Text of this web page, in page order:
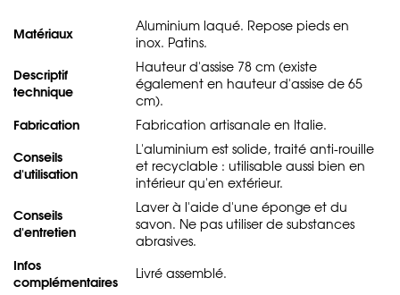
Matériaux
Aluminium laqué. Repose pieds en
inox. Patins.
Descriptif
technique
Hauteur d'assise 78 cm (existe
également en hauteur d'assise de 65
cm).
Fabrication Fabrication artisanale en Italie.
Conseils
d'utilisation
L'aluminium est solide, traité anti-rouille
et recyclable : utilisable aussi bien en
intérieur qu'en extérieur.
Conseils
d'entretien
Laver à l'aide d'une éponge et du
savon. Ne pas utiliser de substances
abrasives.
Infos
complémentaires
Livré assemblé.